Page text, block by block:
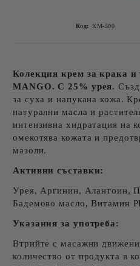
Код: КМ-500
Колекция крем за крака
MANGO. С 25% урея.
за суха и напукана кожа.
натурални масла и
интензивна хидратация на
омекотява кожата и
мазоли.
Активни съставки:
Урея, Аргинин, Алантоин,
Бадемово масло, Витамин
Указания за употреба:
Втрийте с масажни
количество от продукта в